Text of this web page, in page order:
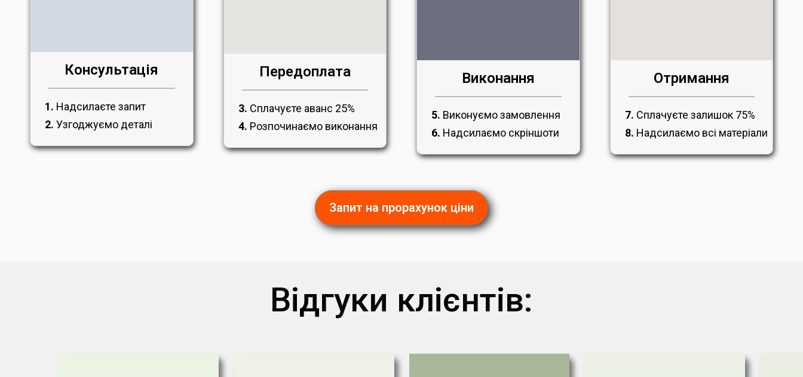
Консультація
1. Надсилаєте запит
2. Узгоджуємо деталі
Передоплата
3. Сплачуєте аванс 25%
4. Розпочинаємо виконання
Виконання
5. Виконуємо замовлення
6. Надсилаємо скріншоти
Отримання
7. Сплачуєте залишок 75%
8. Надсилаємо всі матеріали
Запит на прорахунок ціни
Відгуки клієнтів: